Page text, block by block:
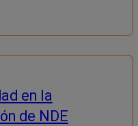
en la
de NDE